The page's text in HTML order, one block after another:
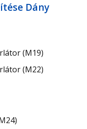
Dány
(M19)
(M22)